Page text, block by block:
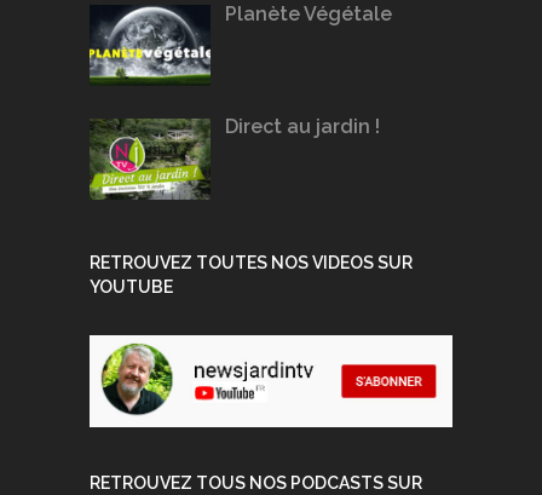
Planète Végétale
Direct au jardin !
RETROUVEZ TOUTES NOS VIDEOS SUR
YOUTUBE
RETROUVEZ TOUS NOS PODCASTS SUR